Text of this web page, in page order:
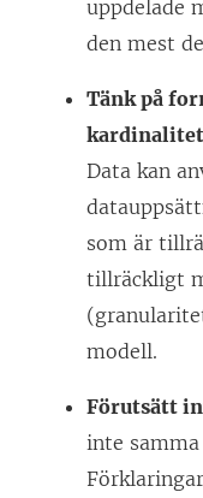
uppdelade
den mest
Tänk på
Data kan
som är
tillräckligt
modell.
Förutsätt
inte samma